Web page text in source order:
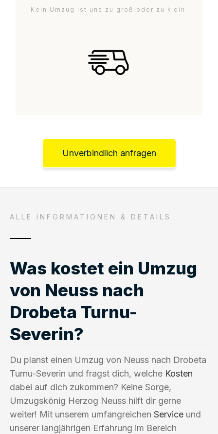
Kein Umzug ist uns zu groß oder zu klein.
Unverbindlich anfragen
ALLE INFORMATIONEN & DETAILS
Was kostet ein Umzug
von Neuss nach
Drobeta Turnu-
Severin?
Du planst einen Umzug von Neuss nach Drobeta
Turnu-Severin und fragst dich, welche Kosten
dabei auf dich zukommen? Keine Sorge,
Umzugskönig Herzog Neuss hilft dir gerne
weiter! Mit unserem umfangreichen Service und
unserer langjährigen Erfahrung im Bereich